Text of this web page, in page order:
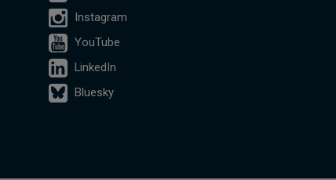
Instagram
YouTube
LinkedIn
Bluesky